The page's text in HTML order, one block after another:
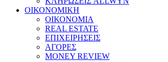
ΟΙΚΟΝΟΜΙΚΗ
ΟΙΚΟΝΟΜΙΑ
REAL ESTATE
ΕΠΙΧΕΙΡΗΣΕΙΣ
ΑΓΟΡΕΣ
MONEY REVIEW